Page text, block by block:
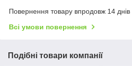
Повернення товару впродовж 14 днів
Всі умови повернення
Подібні товари компанії